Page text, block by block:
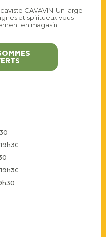
CAVAVIN. Un large
et spiritueux vous
en magasin.